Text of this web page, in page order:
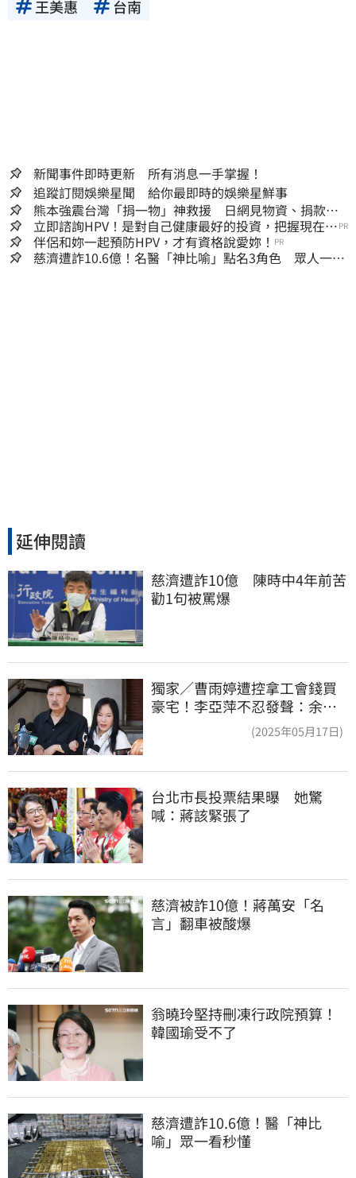
王美惠 台南
新聞事件即時更新 所有消息一手掌握！
追蹤訂閱娛樂星聞 給你最即時的娛樂星鮮事
熊本強震台灣「捐一物」神救援 日網見物資、捐款
喊：給台灣統治算了
立即諮詢HPV！是對自己健康最好的投資，把握現在不
嫌晚！
PR
伴侶和妳一起預防HPV，才有資格說愛妳！ PR
慈濟遭詐10.6億！名醫「神比喻」點名3角色 眾人一看
延伸閱讀
慈濟遭詐10億　陳時中4年前苦
勸1句被罵爆
獨家／曹雨婷遭控拿工會錢買
豪宅！李亞萍不忍發聲：余天
(2025年05月17日)
台北市長投票結果曝　她驚
喊：蔣該緊張了
慈濟被詐10億！蔣萬安「名
言」翻車被酸爆
翁曉玲堅持刪凍行政院預算！
韓國瑜受不了
慈濟遭詐10.6億！醫「神比
喻」眾一看秒懂